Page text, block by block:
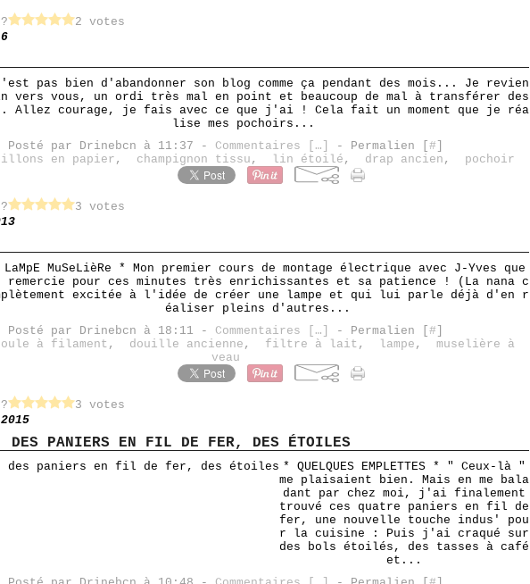
2 votes
pas bien d'abandonner son blog comme ça pendant des mois... Je revien
vers vous, un ordi très mal en point et beaucoup de mal à transférer des
Allez courage, je fais avec ce que j'ai ! Cela fait un moment que je réa
lise mes pochoirs...
Posté par Drinebcn à 11:37 - Commentaires [ … - Permalien [ #
en papier, champignon tissu , lin étoilé , drap ancien , pochoir
3 votes
MuSeLièRe * Mon premier cours de montage électrique avec J-Yves que
remercie pour ces minutes très enrichissantes et sa patience ! (La nana c
excitée à l'idée de créer une lampe et qui lui parle déjà d'en r
éaliser pleins d'autres...
Posté par Drinebcn à 18:11 - Commentaires [ … - Permalien [ #
à filament , douille ancienne , filtre à lait , lampe , muselière à
veau
3 votes
DES PANIERS EN FIL DE FER, DES ÉTOILES
* QUELQUES EMPLETTES * " Ceux-là "
me plaisaient bien. Mais en me bala
dant par chez moi, j'ai finalement
trouvé ces quatre paniers en fil de
fer, une nouvelle touche indus' pou
r la cuisine : Puis j'ai craqué sur
des bols étoilés, des tasses à café
et...